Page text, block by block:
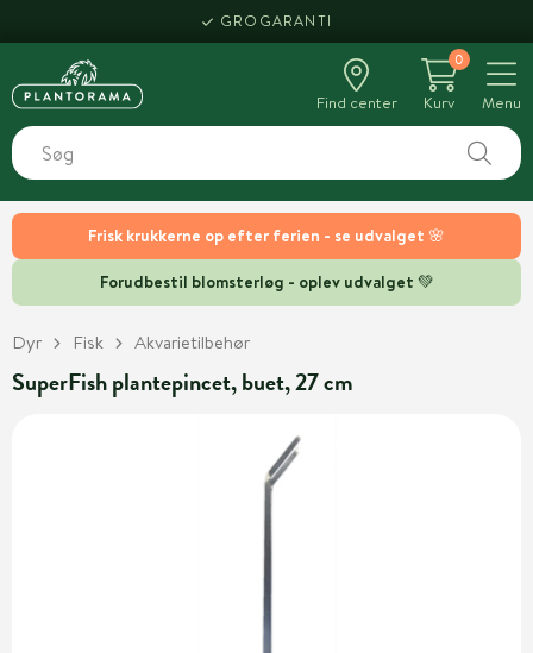
Frisk krukkerne op efter ferien - se udvalget 🌸
Forudbestil blomsterløg - oplev udvalget 💚
GROGARANTI
Find center
0
Kurv
Menu
Dyr Fisk Akvarietilbehør
SuperFish plantepincet, buet, 27 cm